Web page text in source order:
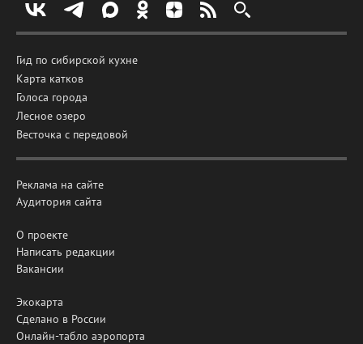
Гид по сибирской кухне
Карта катков
Голоса города
Лесное озеро
Весточка с передовой
Реклама на сайте
Аудитория сайта
О проекте
Написать редакции
Вакансии
Экокарта
Сделано в России
Онлайн-табло аэропорта